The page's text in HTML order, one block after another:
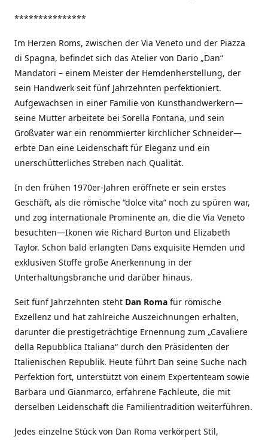
***************
Im Herzen Roms, zwischen der Via Veneto und der Piazza
di Spagna, befindet sich das Atelier von Dario „Dan“
Mandatori – einem Meister der Hemdenherstellung, der
sein Handwerk seit fünf Jahrzehnten perfektioniert.
Aufgewachsen in einer Familie von Kunsthandwerkern—
seine Mutter arbeitete bei Sorella Fontana, und sein
Großvater war ein renommierter kirchlicher Schneider—
erbte Dan eine Leidenschaft für Eleganz und ein
unerschütterliches Streben nach Qualität.
In den frühen 1970er-Jahren eröffnete er sein erstes
Geschäft, als die römische “dolce vita” noch zu spüren war,
und zog internationale Prominente an, die die Via Veneto
besuchten—Ikonen wie Richard Burton und Elizabeth
Taylor. Schon bald erlangten Dans exquisite Hemden und
exklusiven Stoffe große Anerkennung in der
Unterhaltungsbranche und darüber hinaus.
Seit fünf Jahrzehnten steht Dan Roma für römische
Exzellenz und hat zahlreiche Auszeichnungen erhalten,
darunter die prestigeträchtige Ernennung zum „Cavaliere
della Repubblica Italiana“ durch den Präsidenten der
Italienischen Republik. Heute führt Dan seine Suche nach
Perfektion fort, unterstützt von einem Expertenteam sowie
Barbara und Gianmarco, erfahrene Fachleute, die mit
derselben Leidenschaft die Familientradition weiterführen.
Jedes einzelne Stück von Dan Roma verkörpert Stil,